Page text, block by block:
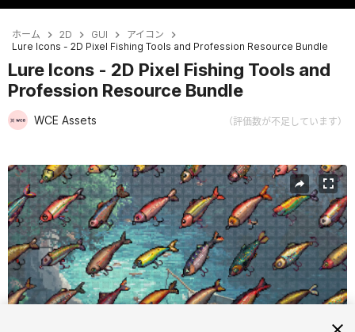
ホーム 2D GUI
アイコン
Lure Icons - 2D Pixel Fishing Tools and Profession Resource Bundle
Lure Icons - 2D Pixel Fishing Tools and
Profession Resource Bundle
WCE Assets （評価数が不足しています）
現在のスライド：1 / 2